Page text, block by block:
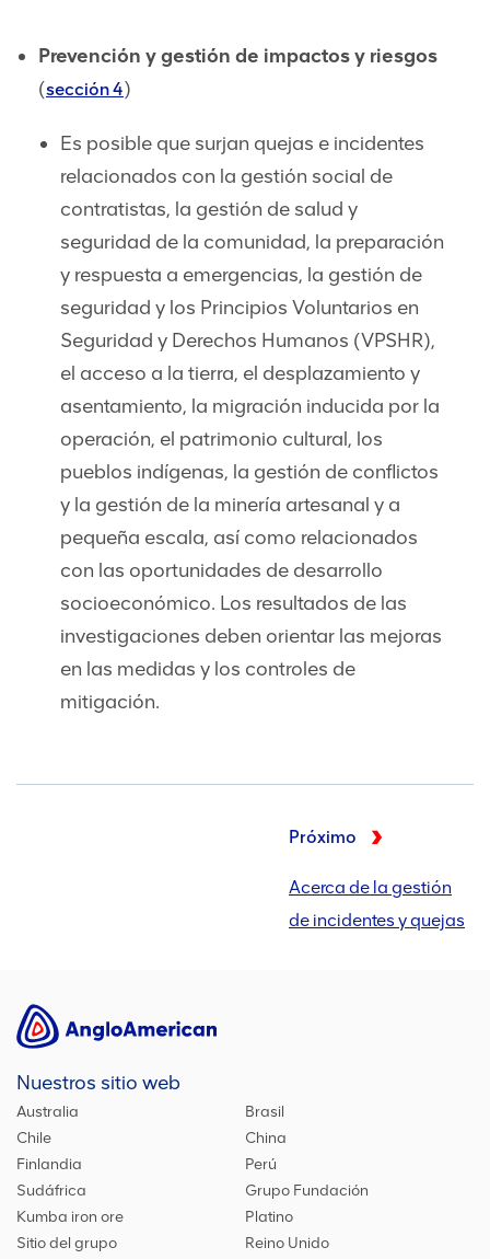
Prevención y gestión de impactos y riesgos
(sección 4)
Es posible que surjan quejas e incidentes
relacionados con la gestión social de
contratistas, la gestión de salud y
seguridad de la comunidad, la preparación
y respuesta a emergencias, la gestión de
seguridad y los Principios Voluntarios en
Seguridad y Derechos Humanos (VPSHR),
el acceso a la tierra, el desplazamiento y
asentamiento, la migración inducida por la
operación, el patrimonio cultural, los
pueblos indígenas, la gestión de conflictos
y la gestión de la minería artesanal y a
pequeña escala, así como relacionados
con las oportunidades de desarrollo
socioeconómico. Los resultados de las
investigaciones deben orientar las mejoras
en las medidas y los controles de
mitigación.
Próximo
Acerca de la gestión
de incidentes y quejas
Nuestros sitio web
Australia
Brasil
Chile
China
Finlandia
Perú
Sudáfrica
Grupo Fundación
Kumba iron ore
Platino
Sitio del grupo
Reino Unido